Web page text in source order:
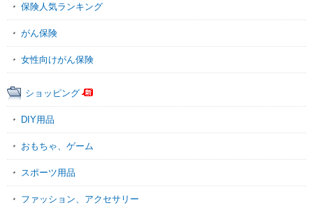
保険人気ランキング
がん保険
女性向けがん保険
ショッピング
DIY用品
おもちゃ、ゲーム
スポーツ用品
ファッション、アクセサリー